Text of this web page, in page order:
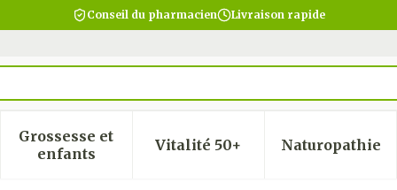
Conseil du pharmacien Livraison rapide
catégorie Beauté, soins et hygiène
sous-menu pour la catégorie Régime,
Grossesse et
enfantsAfficher le sous-menu pour la catégorie
Vitalité 50+Afficher le sous-menu
Naturopathie
Afficher